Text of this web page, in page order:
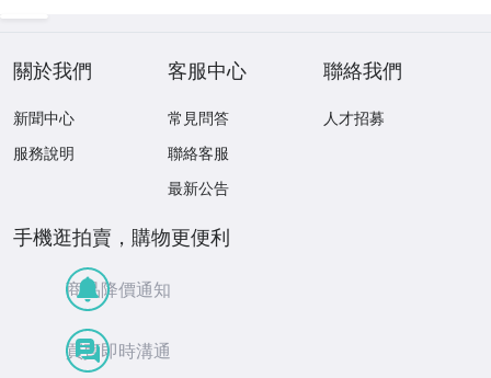
關於我們
新聞中心
服務說明
客服中心
常見問答
聯絡客服
最新公告
聯絡我們
人才招募
手機逛拍賣，購物更便利
商品降價通知
買賣即時溝通